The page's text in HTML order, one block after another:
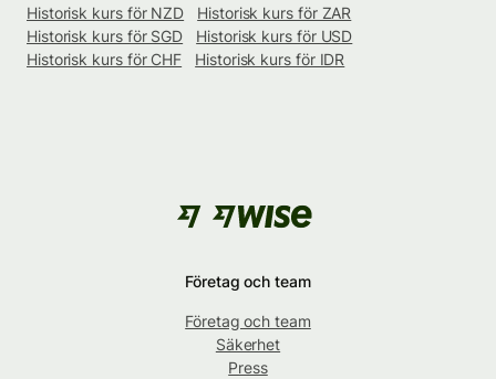
Historisk kurs för NZD
Historisk kurs för ZAR
Historisk kurs för SGD
Historisk kurs för USD
Historisk kurs för CHF
Historisk kurs för IDR
Företag och team
Företag och team
Säkerhet
Press